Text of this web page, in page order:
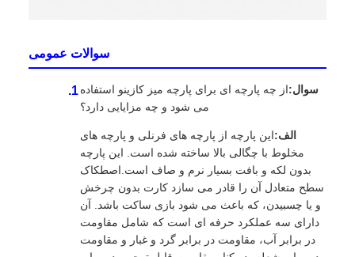
سوالات عمومی
سوال:از چه پارچه ای برای پارچه میز کازینو استفاده
می شود و چه مزایایی دارد؟
الف:این پارچه از پارچه های فرنلی و پارچه های
مخلوط با چگالی بالا ساخته شده است. این پارچه
بدون لکه و بافت بسیار نرم و صاف است.اصطکاک
سطح متعادل آن را قادر می سازد کارت بدون چرخش
و یا چسبیدن، که باعث می شود بازی ساکت باشد. آن
دارای سه عملکرد حرفه ای است که شامل مقاومت
در برابر آب، مقاومت در برابر گرد و غبار و مقاومت